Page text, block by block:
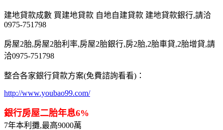
建地貸款成數 買建地貸款 自地自建貸款 建地貸款銀行,請洽
0975-751798
房屋2胎,房屋2胎利率,房屋2胎銀行,房2胎,2胎車貸,2胎增貸,請
洽0975-751798
整合各家銀行貸款方案(免費諮詢看看)：
http://www.youbao99.com/
銀行房屋二胎年息6%
7年本利攤,最高9000萬